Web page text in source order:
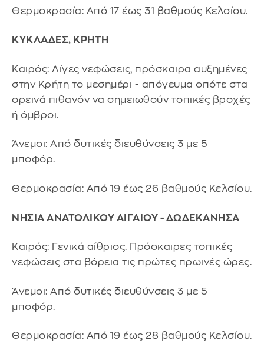
Θερμοκρασία: Από 17 έως 31 βαθμούς Κελσίου.
ΚΥΚΛΑΔΕΣ, ΚΡΗΤΗ
Καιρός: Λίγες νεφώσεις, πρόσκαιρα αυξημένες
στην Κρήτη το μεσημέρι - απόγευμα οπότε στα
ορεινά πιθανόν να σημειωθούν τοπικές βροχές
ή όμβροι.
Άνεμοι: Από δυτικές διευθύνσεις 3 με 5
μποφόρ.
Θερμοκρασία: Από 19 έως 26 βαθμούς Κελσίου.
ΝΗΣΙΑ ΑΝΑΤΟΛΙΚΟΥ ΑΙΓΑΙΟΥ - ΔΩΔΕΚΑΝΗΣΑ
Καιρός: Γενικά αίθριος. Πρόσκαιρες τοπικές
νεφώσεις στα βόρεια τις πρώτες πρωινές ώρες.
Άνεμοι: Από δυτικές διευθύνσεις 3 με 5
μποφόρ.
Θερμοκρασία: Από 19 έως 28 βαθμούς Κελσίου.